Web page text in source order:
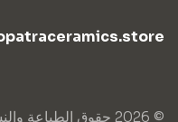
© 2026 حقوق